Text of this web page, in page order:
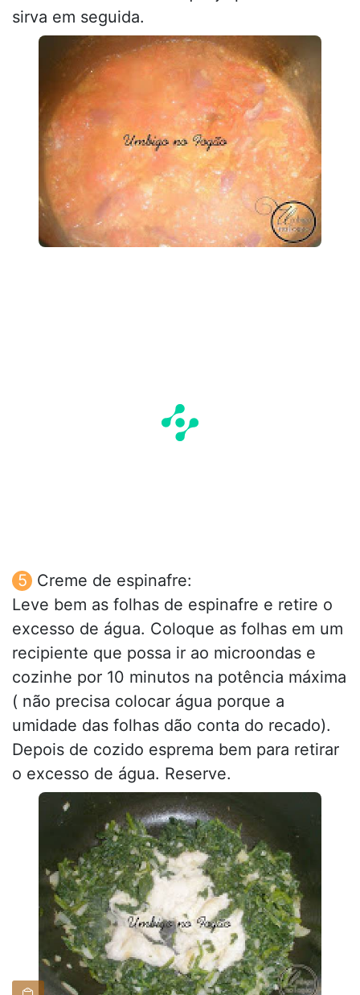
sirva em seguida.
Creme de espinafre:
Leve bem as folhas de espinafre e retire o
excesso de água. Coloque as folhas em um
recipiente que possa ir ao microondas e
cozinhe por 10 minutos na potência máxima
( não precisa colocar água porque a
umidade das folhas dão conta do recado).
Depois de cozido esprema bem para retirar
o excesso de água. Reserve.